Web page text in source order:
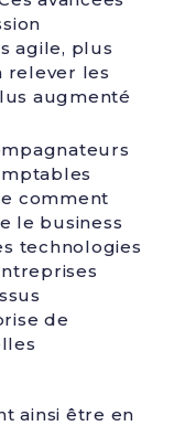
agile, plus
relever les
augmenté
comment
le business
technologies
de
ainsi être en